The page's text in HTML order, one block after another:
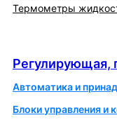
Термометры
Регулирующая,
Автоматика и
Блоки управления и